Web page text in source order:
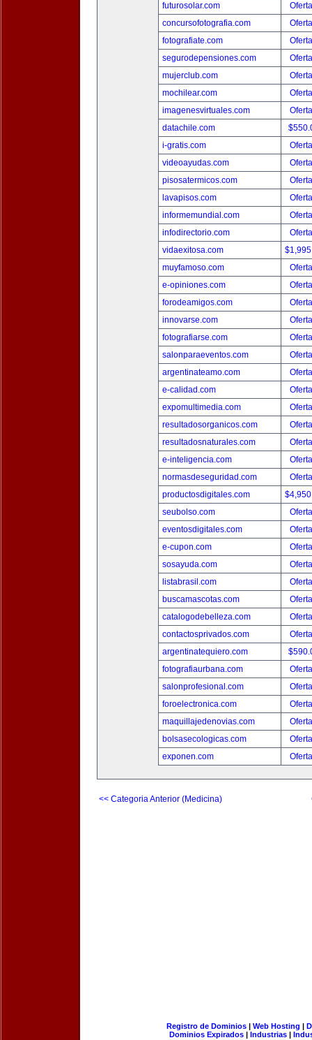
futurosolar.com
concursofotografia.com
fotografiate.com
segurodepensiones.com
mujerclub.com
mochilear.com
imagenesvirtuales.com
datachile.com
i-gratis.com
videoayudas.com
pisosatermicos.com
lavapisos.com
informemundial.com
infodirectorio.com
vidaexitosa.com
muyfamoso.com
e-opiniones.com
forodeamigos.com
innovarse.com
fotografiarse.com
salonparaeventos.com
argentinateamo.com
e-calidad.com
expomultimedia.com
resultadosorganicos.com
resultadosnaturales.com
e-inteligencia.com
normasdeseguridad.com
productosdigitales.com
seubolso.com
eventosdigitales.com
e-cupon.com
sosayuda.com
listabrasil.com
buscamascotas.com
catalogodebelleza.com
contactosprivados.com
argentinatequiero.com
fotografiaurbana.com
salonprofesional.com
foroelectronica.com
maquillajedenovias.com
bolsasecologicas.com
exponen.com
<< Categoria Anterior (Medicina)
Registro de Dominios| Web Hosting |
Dominios Expirados | Industrias |